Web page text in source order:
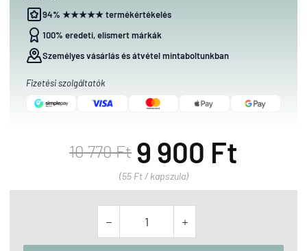
94% ★★★★★ termékértékelés
100% eredeti, elismert márkák
Személyes vásárlás és átvétel mintaboltunkban
Fizetési szolgáltatók
10 770 Ft 9 900 Ft
(55 Ft / kapszula)
 